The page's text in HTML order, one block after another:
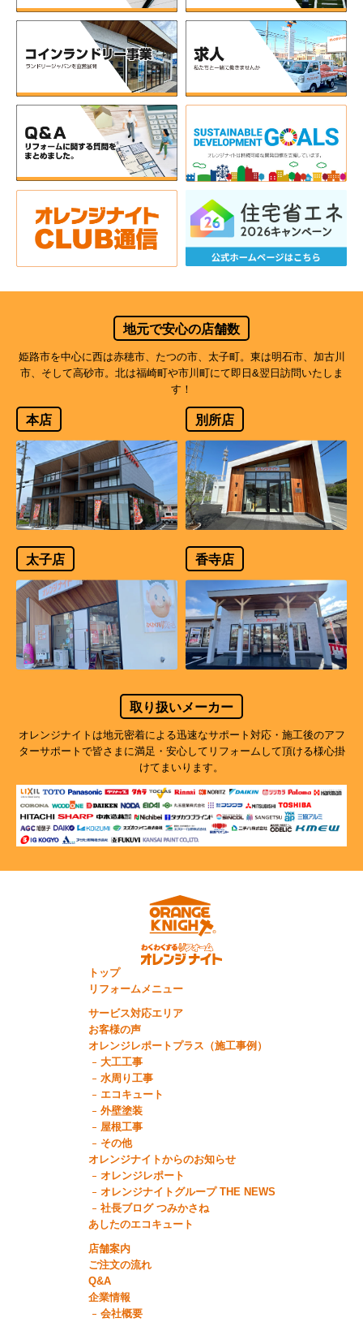
地元で安心の店舗数
姫路市を中心に西は赤穂市、たつの市、太子町。東は明石市、加古川
市、そして高砂市。北は福崎町や市川町にて即日&翌日訪問いたしま
す！
本店 別所店
太子店 香寺店
取り扱いメーカー
オレンジナイトは地元密着による迅速なサポート対応・施工後のアフ
ターサポートで皆さまに満足・安心してリフォームして頂ける様心掛
けてまいります。
トップ
リフォームメニュー
サービス対応エリア
お客様の声
オレンジレポートプラス（施工事例）
大工工事
水周り工事
エコキュート
外壁塗装
屋根工事
その他
オレンジナイトからのお知らせ
オレンジレポート
オレンジナイトグループ THE NEWS
社長ブログ つみかさね
あしたのエコキュート
店舗案内
ご注文の流れ
Q&A
企業情報
会社概要